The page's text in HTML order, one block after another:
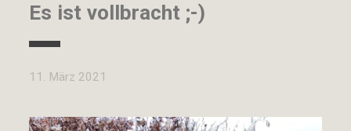
Es ist vollbracht ;-)
11. März 2021